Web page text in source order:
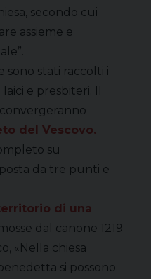
secondo cui
assieme e
sono stati raccolti i
e presbiteri. Il
del Vescovo.
su
da tre punti e
di una
dal canone 1219
«Nella chiesa
si possono